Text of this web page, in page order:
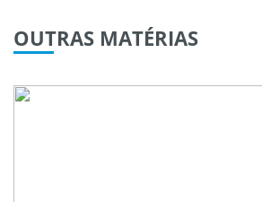
OUTRAS MATÉRIAS